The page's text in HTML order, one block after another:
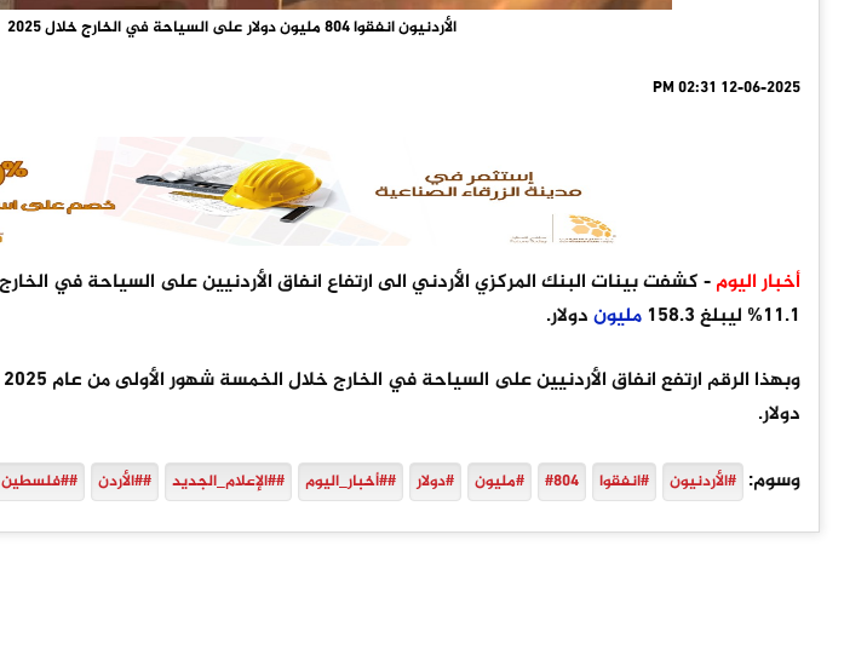
الأردنيون انفقوا 804 مليون دولار على السياحة في الخارج خلال 2025
12-06-2025 02:31 PM
أخبار اليوم
11.1% ليبلغ 158.3
مليوندولار.
وبهذا الرقم ارتفع انفاق الأردنيين على السياحة في الخارج خلال الخمسة شهور الأولى من عام 2025 بنسبة 12.5%، ليصل إلى 804.2
دولار.
وسوم: #الأردنيون #انفقوا #804 #مليون #دولار ##أخبار_اليوم ##الإعلام_الجديد ##الأردن ##فلسطين